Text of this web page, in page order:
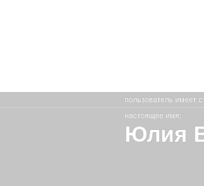
пользователь имеет
настоящее имя:
Юлия